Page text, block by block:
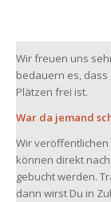
Wir freuen uns
bedauern es, dass
Plätzen frei ist.
War da jemand
Wir
können direkt
gebucht werden.
dann wirst Du in